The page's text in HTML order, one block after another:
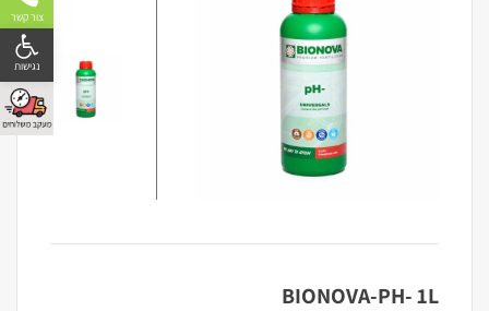
BIONOVA-PH- 1L
צור קשר